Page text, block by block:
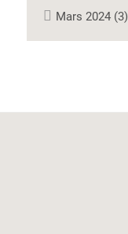
Mars 2024 (3)